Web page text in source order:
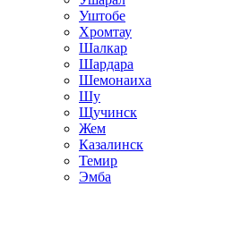
Уштобе
Хромтау
Шалкар
Шардара
Шемонаиха
Шу
Щучинск
Жем
Казалинск
Темир
Эмба